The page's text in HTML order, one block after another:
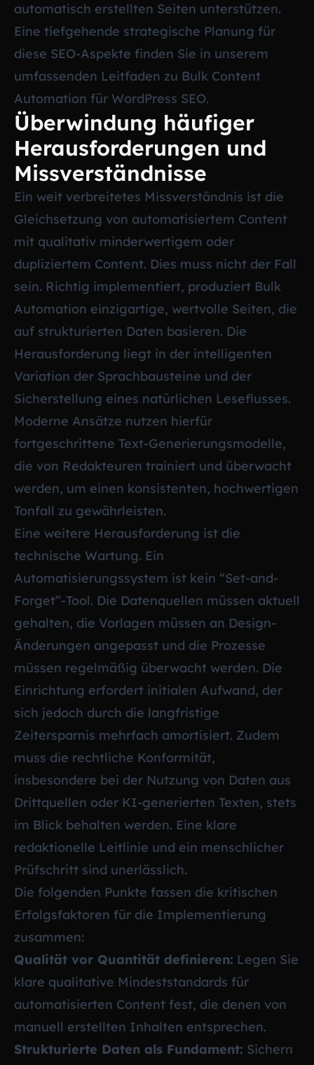
automatisch erstellten Seiten unterstützen.
Eine tiefgehende strategische Planung für
diese SEO-Aspekte finden Sie in unserem
umfassenden Leitfaden zu Bulk Content
Automation für WordPress SEO.
Überwindung häufiger
Herausforderungen und
Missverständnisse
Ein weit verbreitetes Missverständnis ist die
Gleichsetzung von automatisiertem Content
mit qualitativ minderwertigem oder
dupliziertem Content. Dies muss nicht der Fall
sein. Richtig implementiert, produziert Bulk
Automation einzigartige, wertvolle Seiten, die
auf strukturierten Daten basieren. Die
Herausforderung liegt in der intelligenten
Variation der Sprachbausteine und der
Sicherstellung eines natürlichen Leseflusses.
Moderne Ansätze nutzen hierfür
fortgeschrittene Text-Generierungsmodelle,
die von Redakteuren trainiert und überwacht
werden, um einen konsistenten, hochwertigen
Tonfall zu gewährleisten.
Eine weitere Herausforderung ist die
technische Wartung. Ein
Automatisierungssystem ist kein “Set-and-
Forget”-Tool. Die Datenquellen müssen aktuell
gehalten, die Vorlagen müssen an Design-
Änderungen angepasst und die Prozesse
müssen regelmäßig überwacht werden. Die
Einrichtung erfordert initialen Aufwand, der
sich jedoch durch die langfristige
Zeitersparnis mehrfach amortisiert. Zudem
muss die rechtliche Konformität,
insbesondere bei der Nutzung von Daten aus
Drittquellen oder KI-generierten Texten, stets
im Blick behalten werden. Eine klare
redaktionelle Leitlinie und ein menschlicher
Prüfschritt sind unerlässlich.
Die folgenden Punkte fassen die kritischen
Erfolgsfaktoren für die Implementierung
zusammen:
Qualität vor Quantität definieren: Legen Sie
klare qualitative Mindeststandards für
automatisierten Content fest, die denen von
manuell erstellten Inhalten entsprechen.
Strukturierte Daten als Fundament: Sichern